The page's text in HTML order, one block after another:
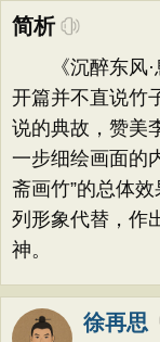
简析
《沉醉东风·
开篇并不直说竹
说的典故，赞美
一步细绘画面的
斋画竹”的总体
列形象代替，作
神。
徐再思